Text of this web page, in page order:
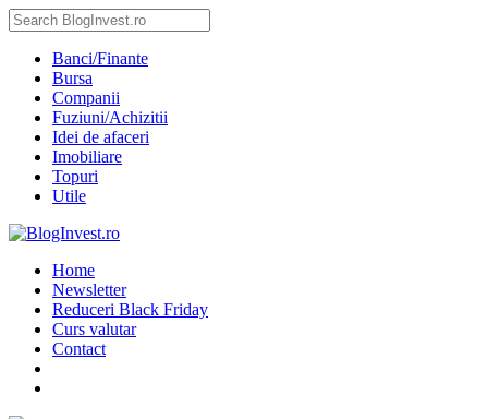
Banci/Finante
Bursa
Companii
Fuziuni/Achizitii
Idei de afaceri
Imobiliare
Topuri
Utile
Home
Newsletter
Reduceri Black Friday
Curs valutar
Contact